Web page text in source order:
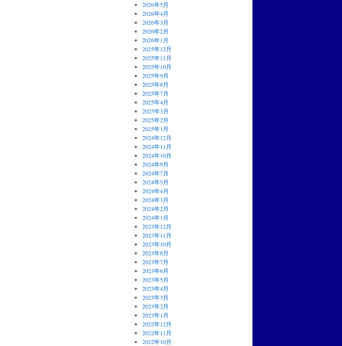
2026年5月
2026年4月
2026年3月
2026年2月
2026年1月
2025年12月
2025年11月
2025年10月
2025年9月
2025年8月
2025年7月
2025年4月
2025年3月
2025年2月
2025年1月
2024年12月
2024年11月
2024年10月
2024年9月
2024年7月
2024年5月
2024年4月
2024年3月
2024年2月
2024年1月
2023年12月
2023年11月
2023年10月
2023年8月
2023年7月
2023年6月
2023年5月
2023年4月
2023年3月
2023年2月
2023年1月
2022年12月
2022年11月
2022年10月